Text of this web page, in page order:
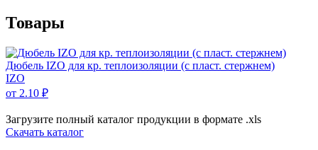
Товары
Дюбель IZO для кр. теплоизоляции (с пласт. стержнем)
IZO
от 2.10 ₽
Загрузите полный каталог продукции в формате .xls
Скачать каталог